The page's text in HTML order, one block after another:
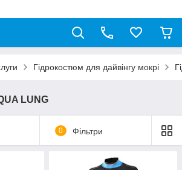
Гідрокостюм для дайвінгу мокрі
LUNG
0 Фільтри